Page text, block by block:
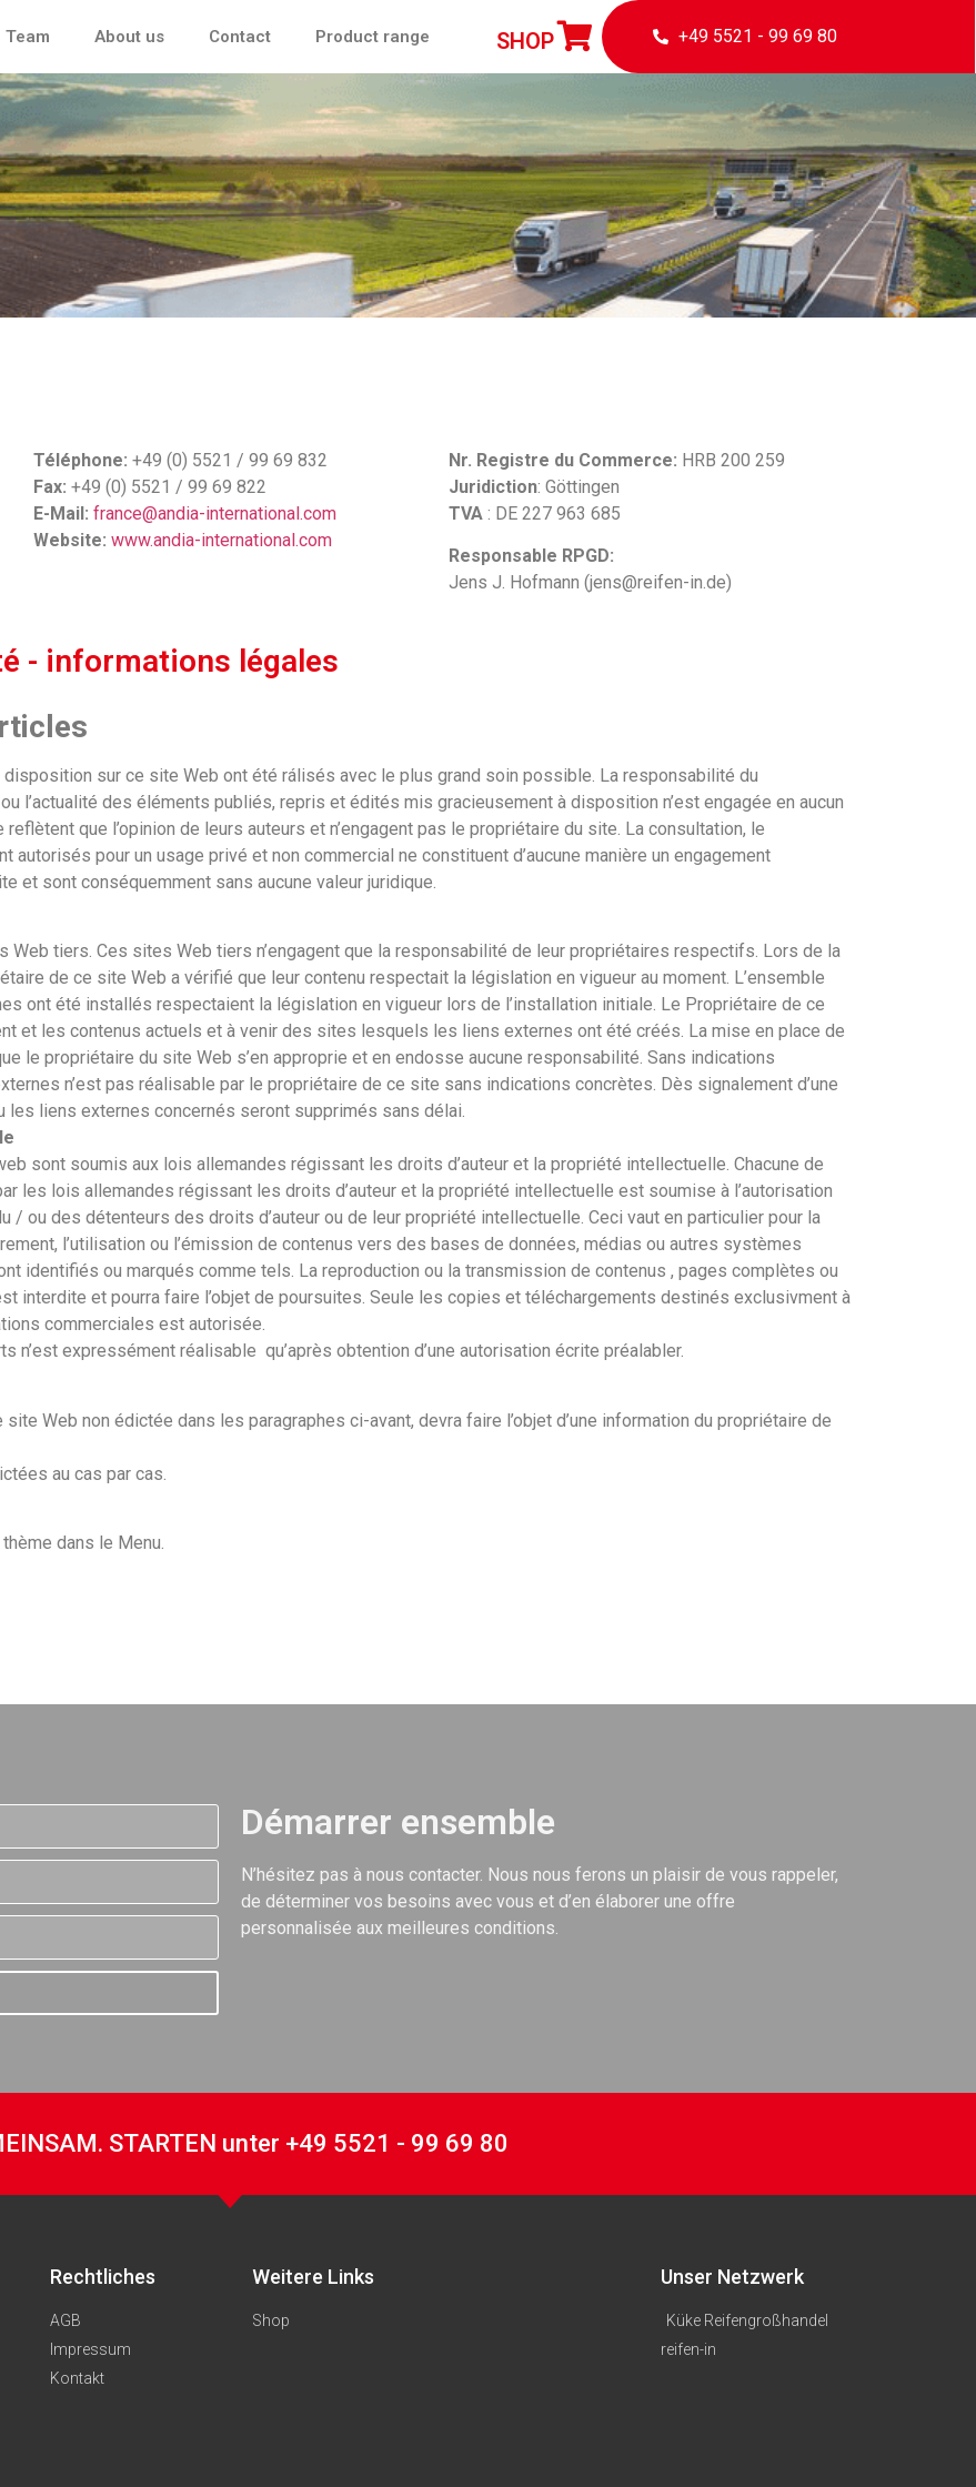
Team About us Contact Product range SHOP +49 5521 - 99 69 80
Téléphone:+49 (0) 5521 / 99 69 832
Fax: +49 (0) 5521 / 99 69 822
E-Mail: france@andia-international.com
Website: www.andia-international.com
Nr. Registre du Commerce: HRB 200 259
Juridiction: Göttingen
TVA : DE 227 963 685
Responsable RPGD:
Jens J. Hofmann (jens@reifen-in.de)
- informations légales
sur ce site Web ont été rálisés avec le plus grand soin possible. La responsabilité du
l’actualité des éléments publiés, repris et édités mis gracieusement à disposition n’est engagée en aucun
que l’opinion de leurs auteurs et n’engagent pas le propriétaire du site. La consultation, le
pour un usage privé et non commercial ne constituent d’aucune manière un engagement
et sont conséquemment sans aucune valeur juridique.
tiers. Ces sites Web tiers n’engagent que la responsabilité de leur propriétaires respectifs. Lors de la
de ce site Web a vérifié que leur contenu respectait la législation en vigueur au moment. L’ensemble
ont été installés respectaient la législation en vigueur lors de l’installation initiale. Le Propriétaire de ce
et les contenus actuels et à venir des sites lesquels les liens externes ont été créés. La mise en place de
le propriétaire du site Web s’en approprie et en endosse aucune responsabilité. Sans indications
n’est pas réalisable par le propriétaire de ce site sans indications concrètes. Dès signalement d’une
les liens externes concernés seront supprimés sans délai.
sont soumis aux lois allemandes régissant les droits d’auteur et la propriété intellectuelle. Chacune de
les lois allemandes régissant les droits d’auteur et la propriété intellectuelle est soumise à l’autorisation
/ ou des détenteurs des droits d’auteur ou de leur propriété intellectuelle. Ceci vaut en particulier pour la
l’utilisation ou l’émission de contenus vers des bases de données, médias ou autres systèmes
identifiés ou marqués comme tels. La reproduction ou la transmission de contenus , pages complètes ou
interdite et pourra faire l’objet de poursuites. Seule les copies et téléchargements destinés exclusivment à
commerciales est autorisée.
n’est expressément réalisable qu’après obtention d’une autorisation écrite préalabler.
Web non édictée dans les paragraphes ci-avant, devra faire l’objet d’une information du propriétaire de
au cas par cas.
dans le Menu.
Démarrer ensemble
N’hésitez pas à nous contacter. Nous nous ferons un plaisir de vous rappeler,
de déterminer vos besoins avec vous et d’en élaborer une offre
personnalisée aux meilleures conditions.
STARTEN unter +49 5521 - 99 69 80
Rechtliches
AGB
Impressum
Kontakt
Weitere Links
Shop
Unser Netzwerk
Küke Reifengroßhandel
reifen-in